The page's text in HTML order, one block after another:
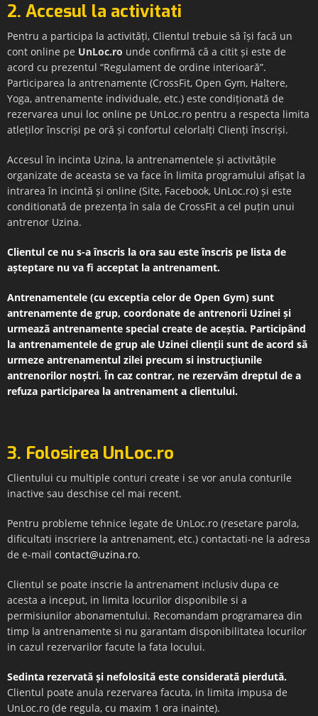
2. Accesul la activitati
Pentru a participa la activități, Clientul trebuie să își facă un
cont online pe UnLoc.ro unde confirmă că a citit și este de
acord cu prezentul “Regulament de ordine interioară”.
Participarea la antrenamente (CrossFit, Open Gym, Haltere,
Yoga, antrenamente individuale, etc.) este condiționată de
rezervarea unui loc online pe UnLoc.ro pentru a respecta limita
atleților înscriși pe oră și confortul celorlalți Clienți înscriși.
Accesul în incinta Uzina, la antrenamentele și activitățile
organizate de aceasta se va face în limita programului afișat la
intrarea în incintă și online (Site, Facebook, UnLoc.ro) și este
conditionată de prezența în sala de CrossFit a cel puțin unui
antrenor Uzina.
Clientul ce nu s-a înscris la ora sau este înscris pe lista de
așteptare nu va fi acceptat la antrenament.
Antrenamentele (cu exceptia celor de Open Gym) sunt
antrenamente de grup, coordonate de antrenorii Uzinei și
urmează antrenamente special create de aceștia. Participând
la antrenamentele de grup ale Uzinei clienții sunt de acord să
urmeze antrenamentul zilei precum si instrucțiunile
antrenorilor noștri. În caz contrar, ne rezervăm dreptul de a
refuza participarea la antrenament a clientului.
3. Folosirea UnLoc.ro
Clientului cu multiple conturi create i se vor anula conturile
inactive sau deschise cel mai recent.
Pentru probleme tehnice legate de UnLoc.ro (resetare parola,
dificultati inscriere la antrenament, etc.) contactati-ne la adresa
de e-mail contact@uzina.ro.
Clientul se poate inscrie la antrenament inclusiv dupa ce
acesta a inceput, in limita locurilor disponibile si a
permisiunilor abonamentului. Recomandam programarea din
timp la antrenamente si nu garantam disponibilitatea locurilor
in cazul rezervarilor facute la fata locului.
Sedinta rezervată și nefolosită este considerată pierdută.
Clientul poate anula rezervarea facuta, in limita impusa de
UnLoc.ro (de regula, cu maxim 1 ora inainte).